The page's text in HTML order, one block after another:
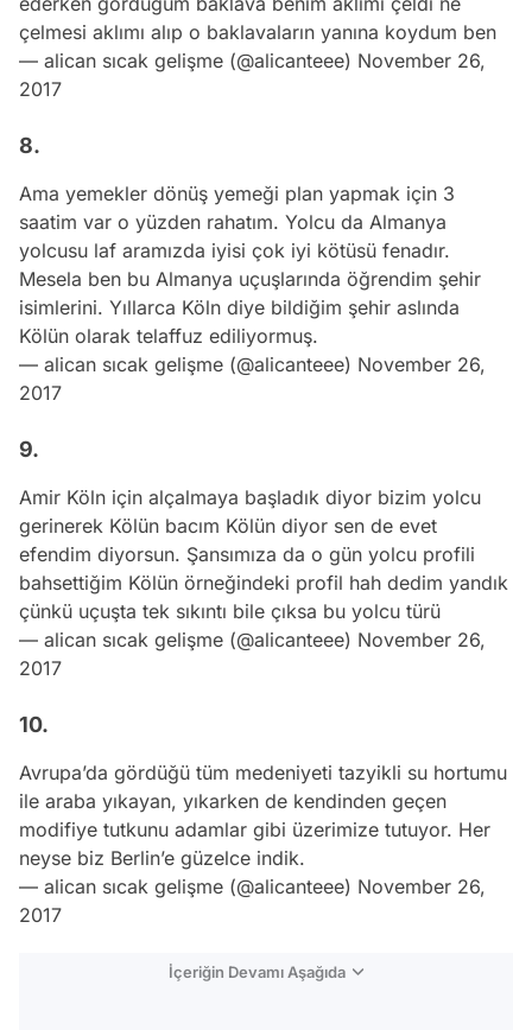
çelmesi aklımı alıp o baklavaların yanına koydum ben
— alican sıcak gelişme (@alicanteee) November 26,
2017
8.
Ama yemekler dönüş yemeği plan yapmak için 3
saatim var o yüzden rahatım. Yolcu da Almanya
yolcusu laf aramızda iyisi çok iyi kötüsü fenadır.
Mesela ben bu Almanya uçuşlarında öğrendim şehir
isimlerini. Yıllarca Köln diye bildiğim şehir aslında
Kölün olarak telaffuz ediliyormuş.
— alican sıcak gelişme (@alicanteee) November 26,
2017
9.
Amir Köln için alçalmaya başladık diyor bizim yolcu
gerinerek Kölün bacım Kölün diyor sen de evet
efendim diyorsun. Şansımıza da o gün yolcu profili
bahsettiğim Kölün örneğindeki profil hah dedim yandık
çünkü uçuşta tek sıkıntı bile çıksa bu yolcu türü
— alican sıcak gelişme (@alicanteee) November 26,
2017
10.
Avrupa’da gördüğü tüm medeniyeti tazyikli su hortumu
ile araba yıkayan, yıkarken de kendinden geçen
modifiye tutkunu adamlar gibi üzerimize tutuyor. Her
neyse biz Berlin’e güzelce indik.
— alican sıcak gelişme (@alicanteee) November 26,
2017
İçeriğin Devamı Aşağıda